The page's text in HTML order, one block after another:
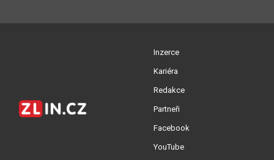
Inzerce
Kariéra
Redakce
Partneři
Facebook
YouTube